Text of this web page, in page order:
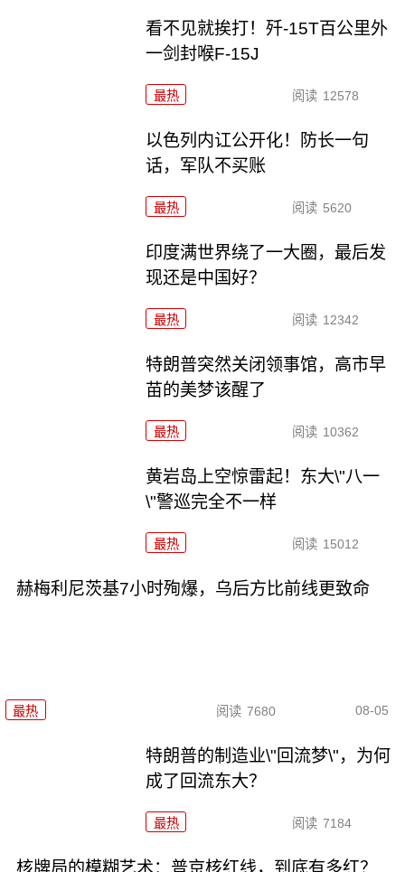
看不见就挨打！歼-15T百公里外
一剑封喉F-15J
最热 阅读 12578
以色列内讧公开化！防长一句
话，军队不买账
最热 阅读 5620
印度满世界绕了一大圈，最后发
现还是中国好？
最热 阅读 12342
特朗普突然关闭领事馆，高市早
苗的美梦该醒了
最热 阅读 10362
黄岩岛上空惊雷起！东大\"八一
\"警巡完全不一样
最热 阅读 15012
赫梅利尼茨基7小时殉爆，乌后方比前线更致命
最热 阅读 7680 08-05
特朗普的制造业\"回流梦\"，为何
成了回流东大？
最热 阅读 7184
核牌局的模糊艺术：普京核红线，到底有多红？